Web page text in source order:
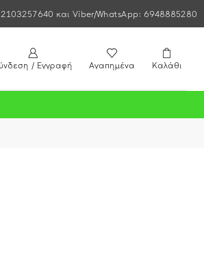
2103257640 και Viber/WhatsApp: 6948885280
/ Εγγραφή Αγαπημένα Καλάθι